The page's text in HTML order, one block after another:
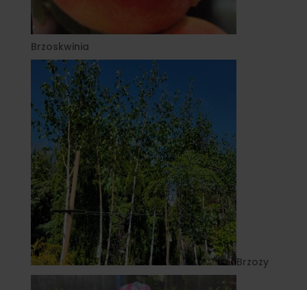
Brzoskwinia
Brzozy